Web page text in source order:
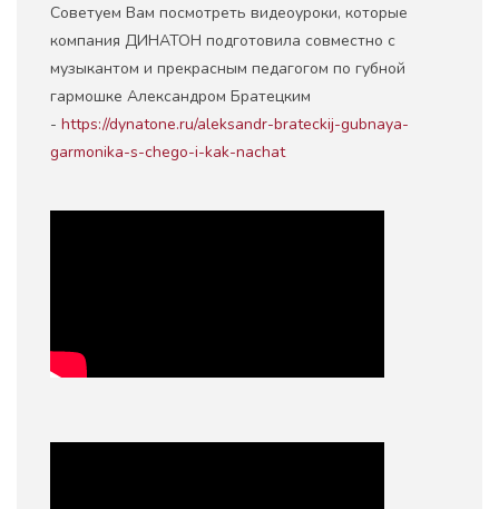
Советуем Вам посмотреть видеоуроки, которые
компания ДИНАТОН подготовила совместно с
музыкантом и прекрасным педагогом по губной
гармошке Александром Братецким
- https://dynatone.ru/aleksandr-brateckij-gubnaya-
garmonika-s-chego-i-kak-nachat